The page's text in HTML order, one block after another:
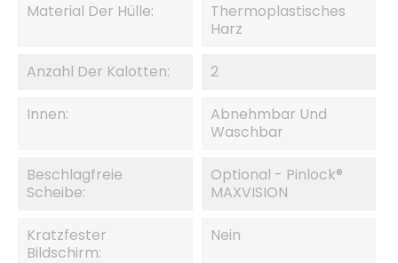
Material Der Hülle:
Thermoplastisches
Harz
Anzahl Der Kalotten: 2
Innen:
Abnehmbar Und
Waschbar
Beschlagfreie
Scheibe:
Optional - Pinlock®
MAXVISION
Kratzfester
Bildschirm:
Nein